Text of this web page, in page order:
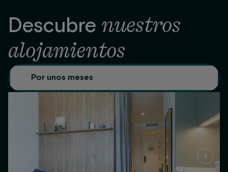
Descubre nuestros
alojamientos
Por unos meses